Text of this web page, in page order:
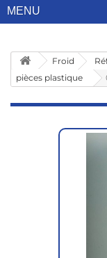
MENU
Froid
pièces plastique